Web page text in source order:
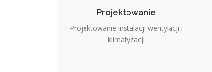
Projektowanie
Projektowanie instalacji wentylacji i
klimatyzacji